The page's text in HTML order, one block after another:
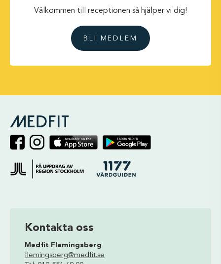
Välkommen till receptionen så hjälper vi dig!
BLI MEDLEM
Kontakta oss
Medfit Flemingsberg
flemingsberg@medfit.se